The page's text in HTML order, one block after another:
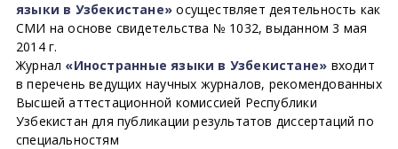
языки в Узбекистане» осуществляет деятельность как
СМИ на основе свидетельства № 1032, выданном 3 мая
2014 г.
Журнал «Иностранные языки в Узбекистане» входит
в перечень ведущих научных журналов, рекомендованных
Высшей аттестационной комиссией Республики
Узбекистан для публикации результатов диссертаций по
специальностям